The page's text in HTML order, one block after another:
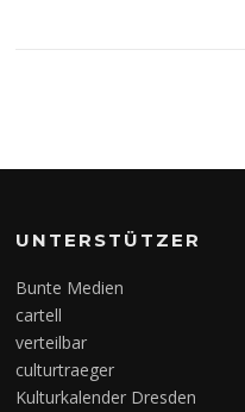
UNTERSTÜTZER
Bunte Medien
cartell
verteilbar
culturtraeger
Kulturkalender Dresden